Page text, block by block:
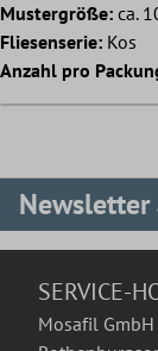
Mustergröße: ca.
Fliesenserie: Kos
Anzahl pro
SERVICE-
Mosafil GmbH